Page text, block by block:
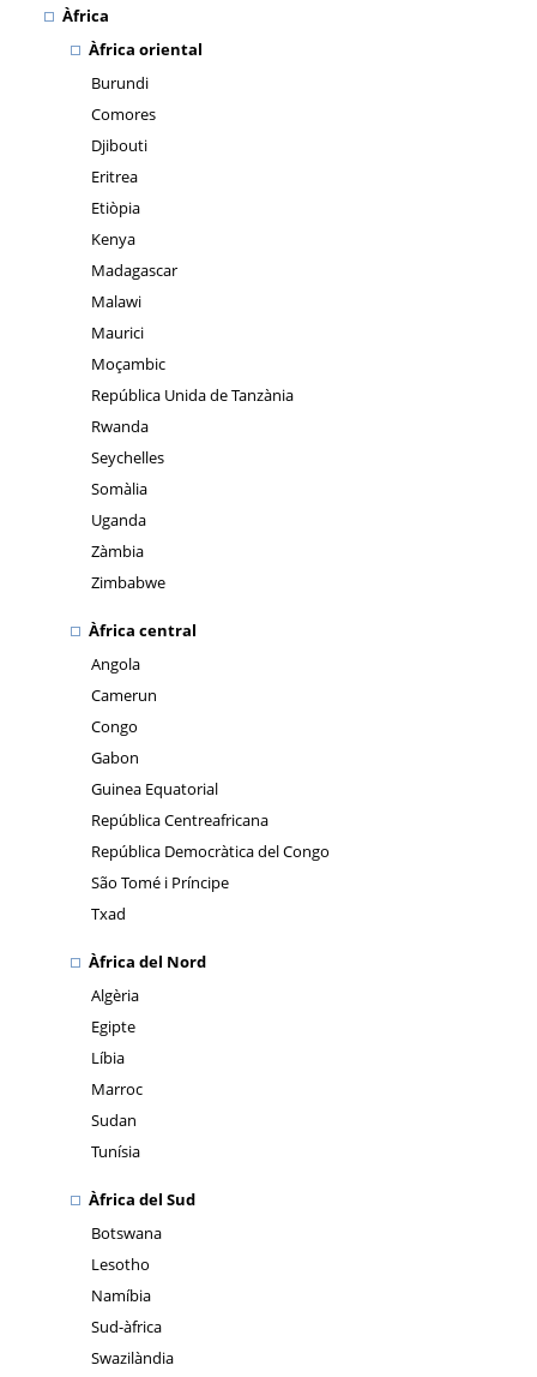
Àfrica
Àfrica oriental
Burundi
Comores
Djibouti
Eritrea
Etiòpia
Kenya
Madagascar
Malawi
Maurici
Moçambic
República Unida de Tanzània
Rwanda
Seychelles
Somàlia
Uganda
Zàmbia
Zimbabwe
Àfrica central
Angola
Camerun
Congo
Gabon
Guinea Equatorial
República Centreafricana
República Democràtica del Congo
São Tomé i Príncipe
Txad
Àfrica del Nord
Algèria
Egipte
Líbia
Marroc
Sudan
Tunísia
Àfrica del Sud
Botswana
Lesotho
Namíbia
Sud-àfrica
Swazilàndia